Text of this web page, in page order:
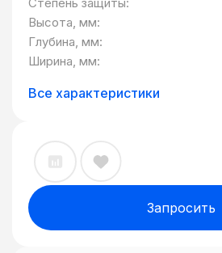
влажности:
Степень защиты:
Высота, мм:
Глубина, мм:
Ширина, мм:
Все характеристики
Запросить